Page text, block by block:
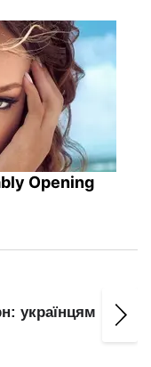
Opening
українцям